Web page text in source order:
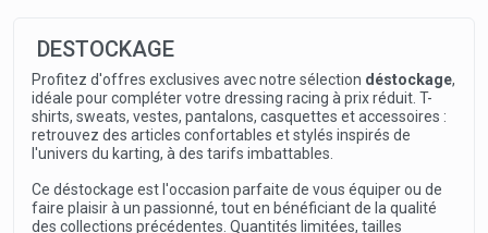
DESTOCKAGE
Profitez d'offres exclusives avec notre sélection déstockage,
idéale pour compléter votre dressing racing à prix réduit. T-
shirts, sweats, vestes, pantalons, casquettes et accessoires :
retrouvez des articles confortables et stylés inspirés de
l'univers du karting, à des tarifs imbattables.
Ce déstockage est l'occasion parfaite de vous équiper ou de
faire plaisir à un passionné, tout en bénéficiant de la qualité
des collections précédentes. Quantités limitées, tailles